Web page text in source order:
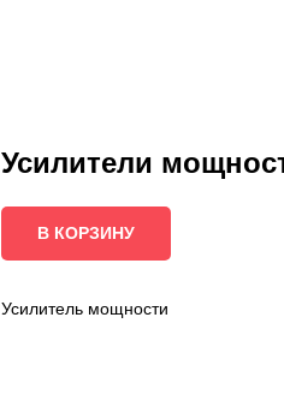
Усилители
В КОРЗИНУ
Усилитель мощности